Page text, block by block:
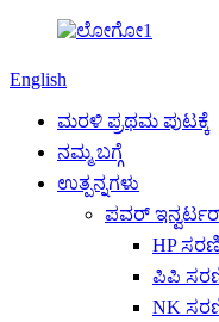
English
ಮರಳಿ ಪ್ರಥಮ ಪುಟಕ್ಕೆ
ನಮ್ಮ ಬಗ್ಗೆ
ಉತ್ಪನ್ನಗಳು
ಪವರ್
HP
ಪಿಪಿ
NK